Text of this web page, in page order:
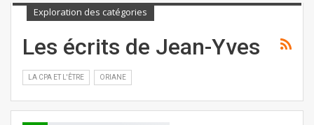
Exploration des catégories
Les écrits de Jean-Yves
LA CPA ET L'ÊTRE ORIANE